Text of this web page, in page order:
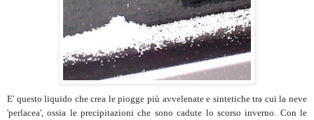
E' questo liquido che crea le piogge più avvelenate e sintetiche tra cui la neve
'perlacea', ossia le precipitazioni che sono cadute lo scorso inverno. Con le